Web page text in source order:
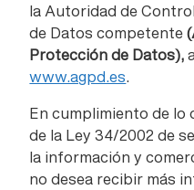
la Autoridad de
de Datos competente
Protección de Datos),
www.agpd.es
En cumplimiento de lo
de la Ley 34/2002 de
la información y
no desea recibir más